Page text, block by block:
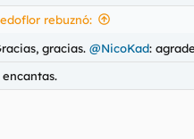
rebuznó:
gracias. @NicoKad:
encantas.